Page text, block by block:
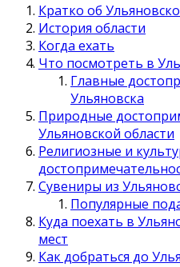
Кратко об
История области
Когда ехать
Что посмотреть в
Главные
Ульяновска
Природные
Ульяновской области
Религиозные и
Сувениры из
Популярные
Куда поехать в
мест
Как добраться до